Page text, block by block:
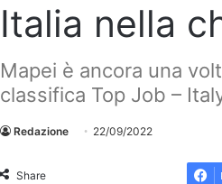
Italia nella
Mapei è ancora una
classifica Top Job –
Redazione 22/09/2022
Share